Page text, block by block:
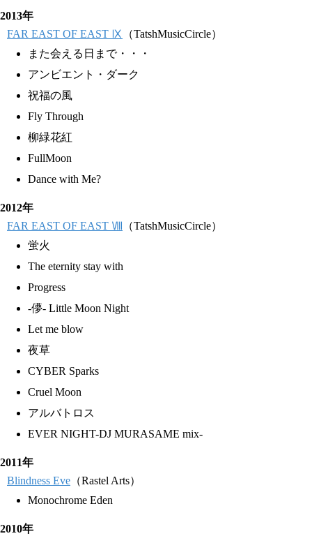
2013年
FAR EAST OF EAST Ⅸ
（TatshMusicCircle）
また会える日まで・・・
アンビエント・ダーク
祝福の風
Fly Through
柳緑花紅
FullMoon
Dance with Me?
2012年
FAR EAST OF EAST Ⅷ （TatshMusicCircle）
蛍火
The eternity stay with
Progress
-儚- Little Moon Night
Let me blow
夜草
CYBER Sparks
Cruel Moon
アルバトロス
EVER NIGHT-DJ MURASAME mix-
2011年
Blindness Eve （Rastel Arts）
Monochrome Eden
2010年